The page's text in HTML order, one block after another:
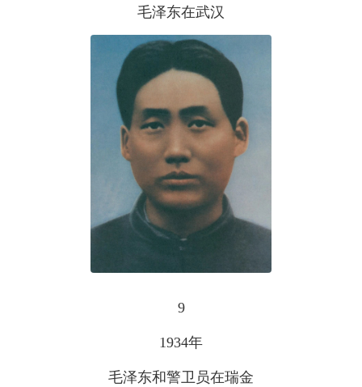
毛泽东在武汉
9
1934年
毛泽东和警卫员在瑞金